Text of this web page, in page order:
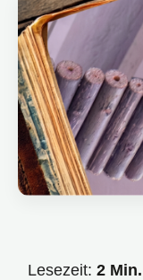
Lesezeit: 2 Min.